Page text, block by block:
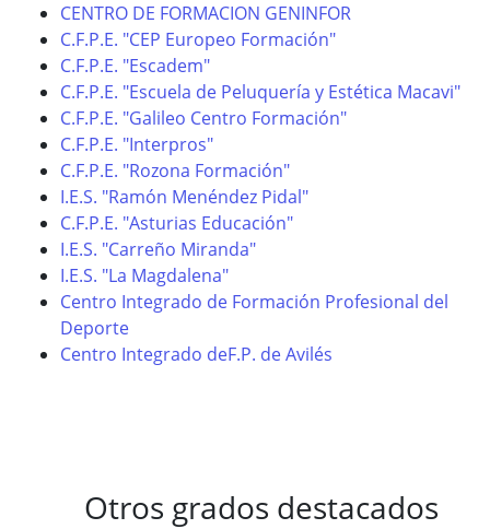
CENTRO DE FORMACION GENINFOR
C.F.P.E. "CEP Europeo Formación"
C.F.P.E. "Escadem"
C.F.P.E. "Escuela de Peluquería y Estética Macavi"
C.F.P.E. "Galileo Centro Formación"
C.F.P.E. "Interpros"
C.F.P.E. "Rozona Formación"
I.E.S. "Ramón Menéndez Pidal"
C.F.P.E. "Asturias Educación"
I.E.S. "Carreño Miranda"
I.E.S. "La Magdalena"
Centro Integrado de Formación Profesional del
Deporte
Centro Integrado deF.P. de Avilés
Otros grados destacados